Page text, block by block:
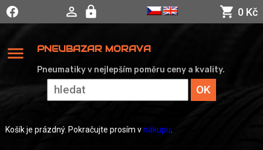
0 Kč
menu PNEUBAZAR MORAVA
Pneumatiky v nejlepším poměru ceny a kvality.
Košík je prázdný. Pokračujte prosím vnákupu